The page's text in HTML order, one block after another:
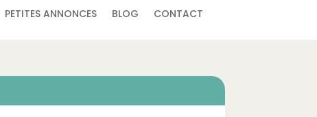
PETITES ANNONCES BLOG CONTACT